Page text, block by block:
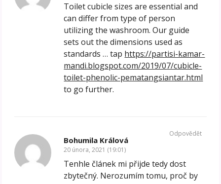
Toilet cubicle sizes are essential and
can differ from type of person
utilizing the washroom. Our guide
sets out the dimensions used as
standards … tap https://partisi-kamar-
mandi.blogspot.com/2019/07/cubicle-
toilet-phenolic-pematangsiantar.html
to go further.
Bohumila Králová
20 února, 2021 (19:01)
Tenhle článek mi přijde tedy dost
zbytečný. Nerozumím tomu, proč by
Odpovědět